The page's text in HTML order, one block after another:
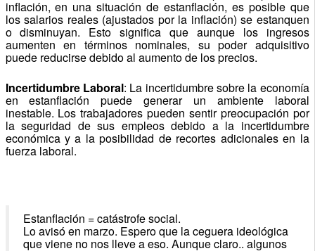
inflación, en una situación de estanflación, es posible que
los salarios reales (ajustados por la inflación) se estanquen
o disminuyan. Esto significa que aunque los ingresos
aumenten en términos nominales, su poder adquisitivo
puede reducirse debido al aumento de los precios.
Incertidumbre Laboral: La incertidumbre sobre la economía
en estanflación puede generar un ambiente laboral
inestable. Los trabajadores pueden sentir preocupación por
la seguridad de sus empleos debido a la incertidumbre
económica y a la posibilidad de recortes adicionales en la
fuerza laboral.
Estanflación = catástrofe social.
Lo avisó en marzo. Espero que la ceguera ideológica
que viene no nos lleve a eso. Aunque claro.. algunos